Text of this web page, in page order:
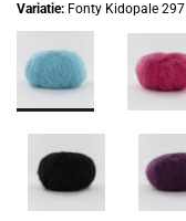
Variatie: Fonty Kidopale 297